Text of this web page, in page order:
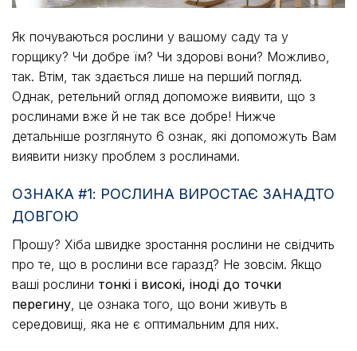
Як почуваються рослини у вашому саду та у
горщику? Чи добре їм? Чи здорові вони? Можливо,
так. Втім, так здається лише на перший погляд.
Однак, ретельний огляд допоможе виявити, що з
рослинами вже й не так все добре! Нижче
детальніше розглянуто 6 ознак, які допоможуть Вам
виявити низку проблем з рослинами.
ОЗНАКА #1: РОСЛИНА ВИРОСТАЄ ЗАНАДТО
ДОВГОЮ
Прошу? Хіба швидке зростання рослини не свідчить
про те, що в рослини все гаразд? Не зовсім. Якщо
ваші рослини тонкі і високі, іноді до точки
перегину , це ознака того, що вони живуть в
середовищі, яка не є оптимальним для них.